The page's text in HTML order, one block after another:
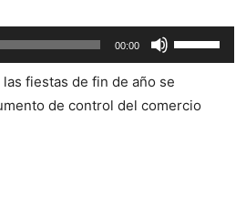
flecha
arriba/abajo
00:00
las
teclas
de
fiestas de fin de año se
de control del comercio